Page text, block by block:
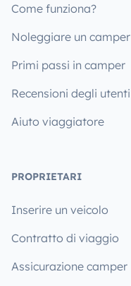
Come funziona?
Noleggiare un camper
Primi passi in camper
Recensioni degli utenti
Aiuto viaggiatore
PROPRIETARI
Inserire un veicolo
Contratto di viaggio
Assicurazione camper